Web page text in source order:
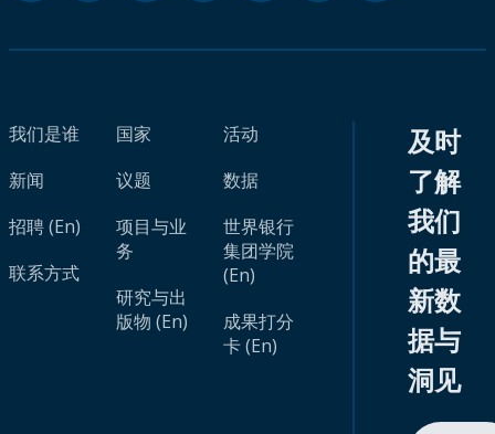
我们是谁
新闻
招聘 (En)
联系方式
国家
议题
项目与业
务
研究与出
版物 (En)
活动
数据
世界银行
集团学院
(En)
成果打分
卡 (En)
及时
了解
我们
的最
新数
据与
洞见